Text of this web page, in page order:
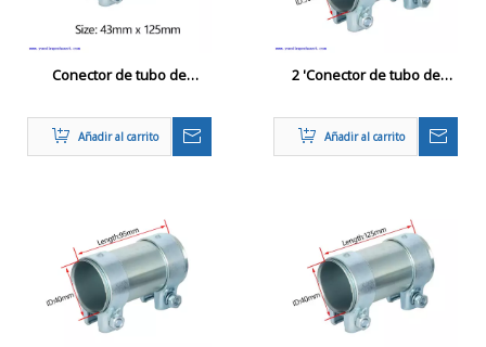
Conector de tubo de
Conector de doble
abrazadera Tubo de
manga de acero inoxidable
Añadir al carrito
2 'Conector de tubo de
Adaptador de tubo de
doble abrazadera
Añadir al carrito